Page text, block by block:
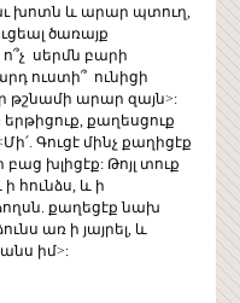
խոտն և արար պտուղ,
ծառայք
սերմն բարի
ուստի՞ ունիցի
թշնամի արար զայն>:
քաղեսցուք
Գուցէ մինչ քաղիցէք
խլիցէք: Թոյլ տուք
հունձս, և ի
քաղեցէք նախ
առ ի յայրել, և
իմ>: